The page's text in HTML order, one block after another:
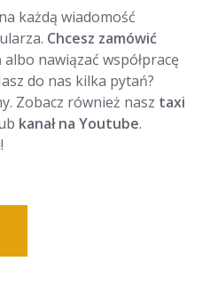
każdą wiadomość
Chcesz zamówić
albo nawiązać współpracę
do nas kilka pytań?
Zobacz również nasz taxi
kanał na Youtube.